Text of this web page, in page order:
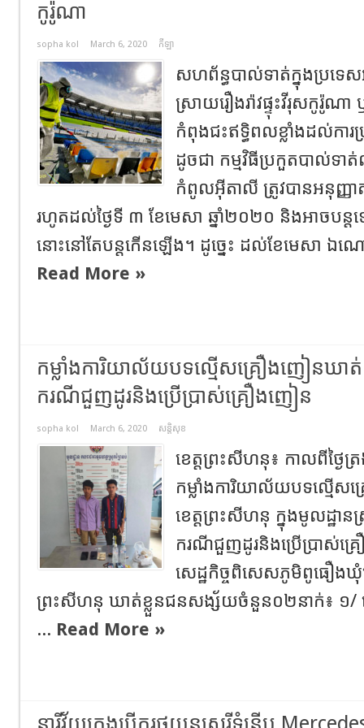
កូរ៉ូណា
sopha kol March 6, 2020 កីឡា
សហព័ន្ធបាល់ទាត់ក្នុងប្រទេ
ស្រាយរឿងរ៉ាវផ្ទុះវីរុសកូរ៉ូណ
កំពុងជះឥទ្ធិពលខ្លាំងដល់ការ
ដូចជា កម្មវិធីប្រកួតបាល់ទ
កំពូលអ៊ីតាលី ត្រូវបានអនុញ្ញា
រហូតដល់ថ្ងៃទី ៣ ខែមេសា ឆ្នាំ២០២០ និងអាចប
នោះនៅតែបន្តកើនឡើង។ ដូច្នេះ ដល់ខែមេសា ឯណ
Read More »
កម្លាំងការិយាល័យបទល្មើសគ្រឿងញៀនឃ
ករណីជួញដូរនិងប្រើប្រាស់គ្រឿងញៀន
sopha kol March 6, 2020 សន្តិសុខ
ខេត្តព្រះសីហនុ៖ កាលពីថ្ងៃត្
កម្លាំងការិយាល័យបទល្មើស
ខេត្តព្រះសីហនុ ក្នុងមូលដ្ឋាន
ករណីជួញដូរនិងប្រើប្រាស់គ្
សេដ្ឋកិច្ចពិសេសភូមិពូធឿងឃុំ
ព្រះសីហនុ ឃាត់ខ្លួនជនសង្ស័យចំនួន០២នាក់៖ ១/
... Read More »